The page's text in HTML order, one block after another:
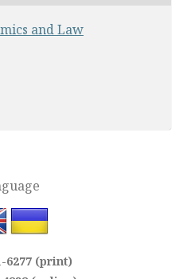
and Law
6277 (print)